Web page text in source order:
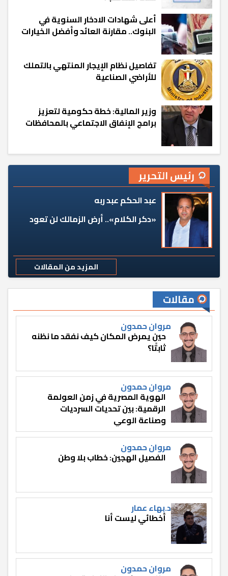
أعلى شهادات الادخار السنوية في
البنوك.. مقارنة العائد وأفضل الخيارات
تفاصيل نظام الإيجار المنتهي بالتملك
للأراضي الصناعية
وزير المالية: خطة حكومية لتعزيز
برامج الإنفاق الاجتماعي بالمحافظات
رئيس التحرير
عبد الحكم عبد ربه
«دكر الكلام».. أرض الزمالك لن تعود
المزيد من المقالات
مقالات
مروان حمدون
حين يمرض المكان كيف نفقد ما نظنه
ثابتًا؟
مروان حمدون
الهوية المصرية في زمن العولمة
الرقمية: بين تحديات السرديات
وصناعة الوعي
مروان حمدون
الفصيل الهجين: خطاب بلا وطن
د.بهاء عمار
أخطائي ليست أنا
مروان حمدون